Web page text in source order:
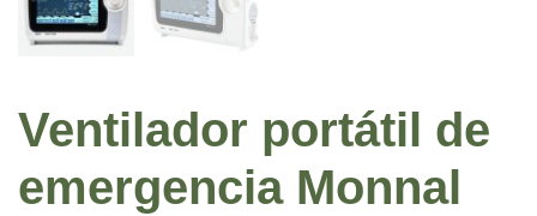
Ventilador portátil de
emergencia Monnal